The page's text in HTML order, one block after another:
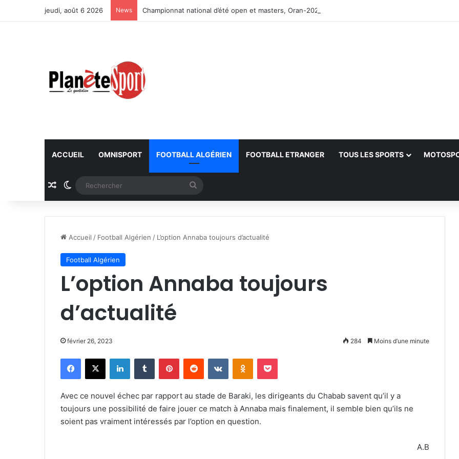
jeudi, août 6 2026 News Championnat national d’été open et masters, Oran-2026 — Le CRB s’adjuge le titre
ACCUEIL OMNISPORT FOOTBALL ALGÉRIEN FOOTBALL ETRANGER TOUS LES SPORTS
Article Aléatoire
Switch skin
Accueil / Football Algérien / L’option Annaba toujours d’actualité
Football Algérien
L’option Annaba toujours
d’actualité
février 26, 2023 284 Moins d’une minute
Facebook
X LinkedinTumblr PinterestReddit VKontakteOdnoklassniki
Pocket
Avec ce nouvel échec par rapport au stade de Baraki, les dirigeants du Chabab savent qu’il y a
toujours une possibilité de faire jouer ce match à Annaba mais finalement, il semble bien qu’ils ne
soient pas vraiment intéressés par l’option en question.
A.B